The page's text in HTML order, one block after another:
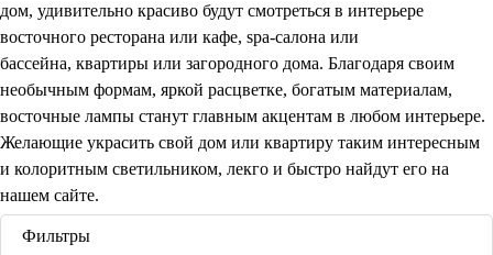
Марокканские светильники
Настольные лампы
дом, удивительно красиво будут смотреться в интерьере
восточного ресторана или кафе, spa-салона или
бассейна, квартиры или загородного дома. Благодаря своим
необычным формам, яркой расцветке, богатым материалам,
восточные лампы станут главным акцентам в любом интерьере.
Желающие украсить свой дом или квартиру таким интересным
и колоритным светильником, лекго и быстро найдут его на
нашем сайте.
Фильтры